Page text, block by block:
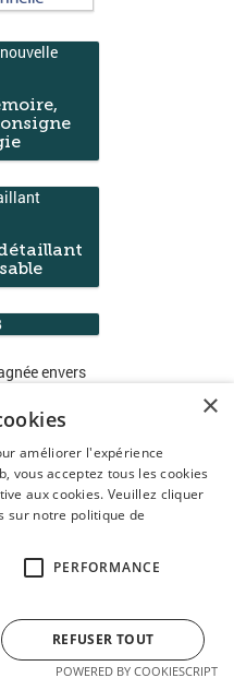
G2E 2G9
et épiciers du Québec
2026. Tous droits réservés.
×
améliorer l'expérience
vous acceptez tous les cookies
aux cookies. Veuillez cliquer
sur notre politique de
PERFORMANCE
REFUSER TOUT
POWERED BY COOKIESCRIPT